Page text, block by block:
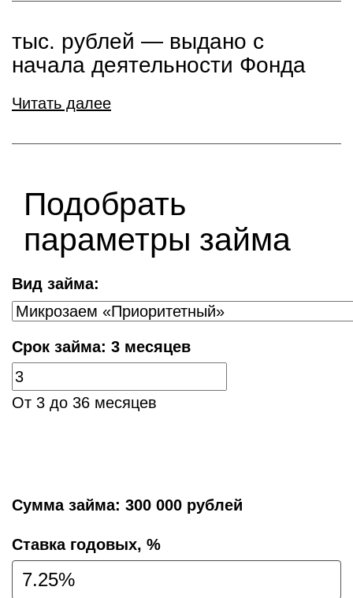
тыс. рублей ― выдано с
начала деятельности Фонда
Читать далее
Подобрать
параметры займа
Вид займа:
Срок займа: 3 месяцев
От 3 до 36 месяцев
Сумма займа: 300 000 рублей
Cтавка годовых, %